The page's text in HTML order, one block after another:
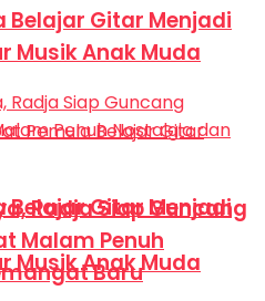
Belajar Gitar Menjadi
Musik Anak Muda
Belajar Gitar Menjadi
Musik Anak Muda
Radja Siap Guncang
Malam Penuh
Baru